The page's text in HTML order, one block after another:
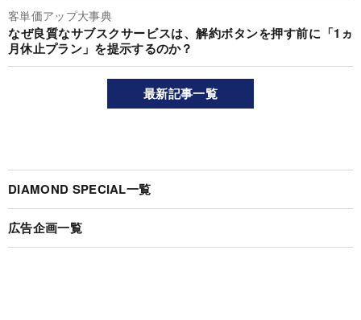
客単価アップ大事典
なぜ良質なサブスクサービスは、解約ボタンを押す前に「1ヵ
月休止プラン」を提示するのか？
最新記事一覧
DIAMOND SPECIAL一覧
広告企画一覧